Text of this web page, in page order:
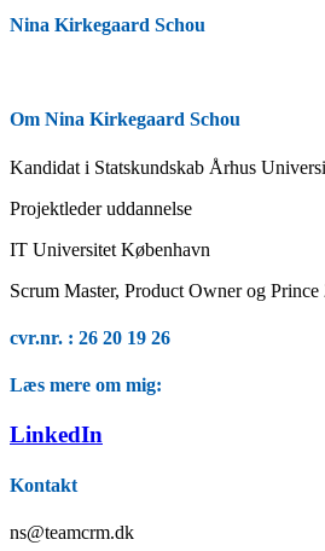
Nina Kirkegaard Schou
Om Nina Kirkegaard Schou
Kandidat i Statskundskab Århus
Projektleder uddannelse
IT Universitet København
Scrum Master, Product Owner og
cvr.nr. : 26 20 19 26
Læs mere om mig:
LinkedIn
Kontakt
ns@teamcrm.dk